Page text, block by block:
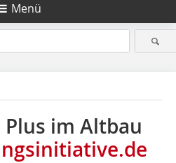
Menü
im Altbau